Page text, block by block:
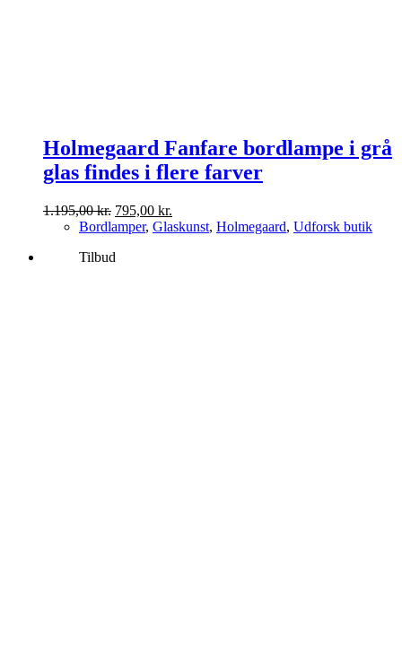
Holmegaard Fanfare bordlampe i grå
glas findes i flere farver
1.195,00kr. Den
oprindelige
var:
795,00 kr.
aktuelle
Bordlamper, Glaskunst, Holmegaard, Udforsk butik
Tilbud